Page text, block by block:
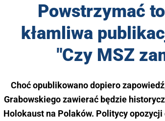
Powstrzymać
kłamliwa
"Czy MSZ
Choć opublikowano dopiero
Grabowskiego zawierać będzie
Holokaust na Polaków. Politycy